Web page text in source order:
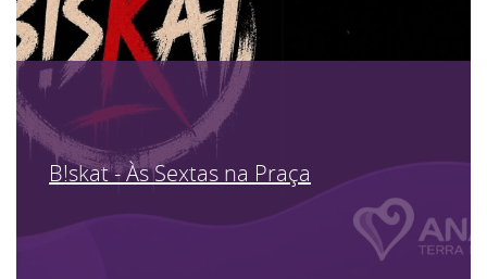
B!skat - Às Sextas na Praça